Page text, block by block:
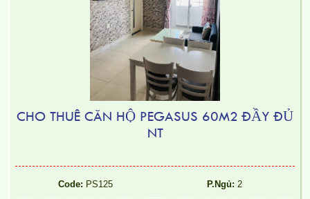
CHO THUÊ CĂN HỘ PEGASUS 60M2 ĐẦY ĐỦ
NT
Code: PS125 P.Ngủ: 2